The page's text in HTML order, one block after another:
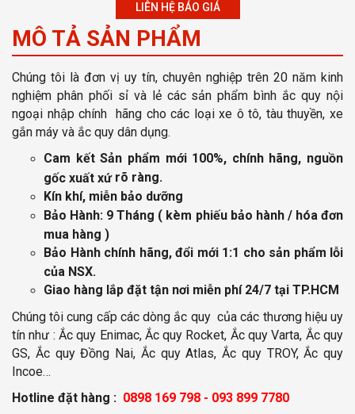
LIÊN HỆ BÁO GIÁ
MÔ TẢ SẢN PHẨM
Chúng tôi là đơn vị uy tín, chuyên nghiệp trên 20 năm kinh
nghiệm phân phối sỉ và lẻ các sản phẩm bình ắc quy nội
ngoại nhập chính hãng cho các loại xe ô tô, tàu thuyền, xe
gắn máy và ắc quy dân dụng.
Cam kết Sản phẩm mới 100%, chính hãng, nguồn
gốc xuất xứrõ ràng.
Kín khí, miễn bảo dưỡng
Bảo Hành: 9 Tháng ( kèm phiếu bảo hành / hóa đơn
mua hàng )
Bảo Hành chính hãng, đổi mới 1:1 cho sản phẩm lỗi
của NSX.
Giao hàng lắp đặt tận nơi miễn phí24/7 tại TP.HCM
Chúng tôi cung cấp các dòng ắc quy của các thương hiệu uy
tín như : Ắc quy Enimac, Ắc quy Rocket, Ắc quy Varta, Ắc quy
GS, Ắc quy Đồng Nai, Ắc quy Atlas, Ắc quy TROY, Ắc quy
Incoe…
Hotline đặt hàng : 0898 169 798 - 093 899 7780